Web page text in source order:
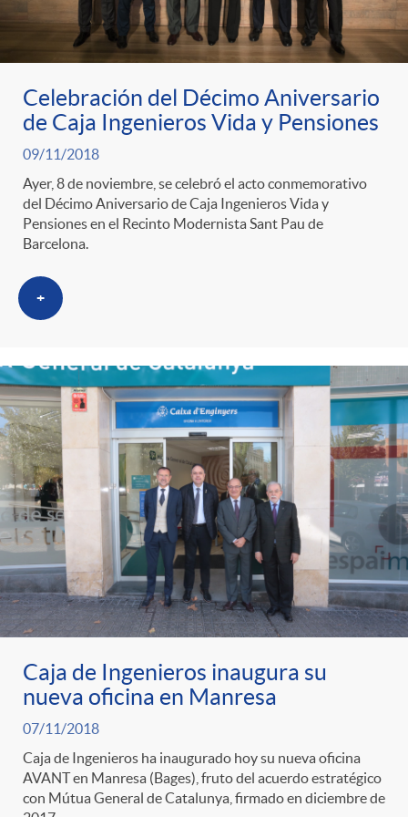
r
a
S
a
l
d
e
p
r
e
n
s
n
p
o
r
c
t
e
g
o
r
í
a
e
n
i
d
o
A
n
c
l
a
F
i
l
l
i
c
a
d
o
r
d
e
c
o
n
t
e
Celebración del Décimo Aniversario
de Caja Ingenieros Vida y Pensiones
09/11/2018
Ayer, 8 de noviembre, se celebró el acto conmemorativo
del Décimo Aniversario de Caja Ingenieros Vida y
Pensiones en el Recinto Modernista Sant Pau de
Barcelona.
+
Caja de Ingenieros inaugura su
nueva oficina en Manresa
07/11/2018
Caja de Ingenieros ha inaugurado hoy su nueva oficina
AVANT en Manresa (Bages), fruto del acuerdo estratégico
con Mútua General de Catalunya, firmado en diciembre de